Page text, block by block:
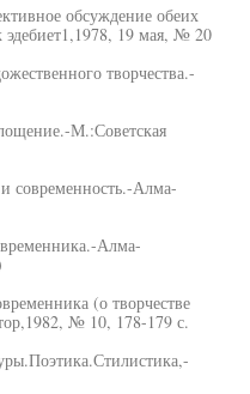
обсуждение обеих
19 мая, № 20
творчества.-
М.:Советская
современность.-Алма-
Алма-
(о творчестве
№ 10, 178-179 с.